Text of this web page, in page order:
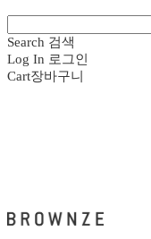
Search 검색
Log In 로그인
Cart장바구니